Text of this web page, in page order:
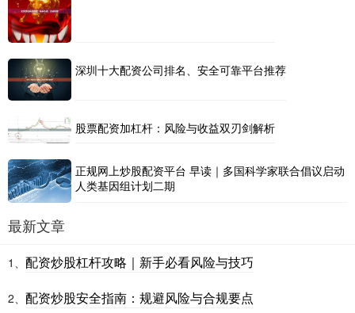
深圳十大配资公司排名、安全可靠平台推荐
股票配资加杠杆：风险与收益双刃剑解析
正规网上炒股配资平台 早读｜多国科学家联合倡议启动
人类基因组计划二期
最新文章
1、 配资炒股杠杆攻略｜新手必看风险与技巧
2、 配资炒股安全指南：规避风险与合规要点